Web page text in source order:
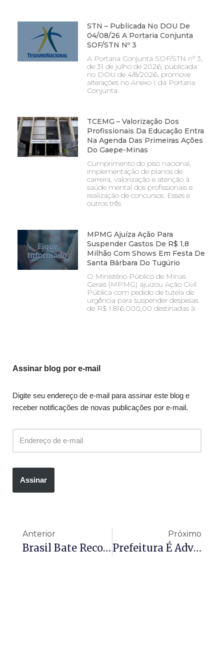
STN – Publicada No DOU De
04/08/26 A Portaria Conjunta
SOF/STN Nº 3
A Portaria Conjunta SOF/STN nº 3,
de 31 de julho de 2026, publicada
no DOU de 4/8/2026, promove
alterações no Anexo I da Portaria
Conjunta
TCEMG – Valorização Dos
Profissionais Da Educação Entra
Na Agenda Das Primeiras Ações
Do Gaepe-Minas
Cumprimento do piso nacional,
implementação de planos de
carreira, valorização e atenção à
saúde mental dos profissionais e
realização de concursos. Esses e
outros três
MPMG Ajuíza Ação Para
Suspender Gastos De R$ 1,8
Milhão Com Shows Em Festa De
Santa Bárbara Do Tugúrio
O Ministério Público de Minas
Gerais (MPMG) ajuizou Ação Civil
Pública com pedido de tutela de
urgência para suspender despesas
de R$ 1.816.000,00 destinadas à
Assinar blog por e-mail
Digite seu endereço de e-mail para assinar este blog e
receber notificações de novas publicações por e-mail.
Assinar
Anterior
Brasil Bate Recorde De 31 Mil Transplantes Com Avanço Na Logística Do SUS
Próximo
Prefeitura É Advertida Por Emitir Empenhos Em Favor De Empresas Com CNPJs Encerrados